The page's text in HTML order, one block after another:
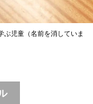
ぶ児童（名前を消していま